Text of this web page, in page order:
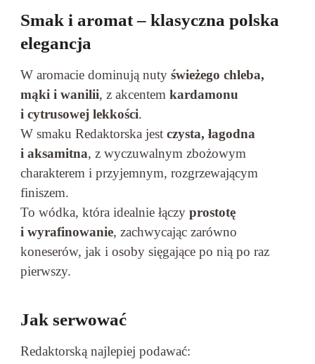
Smak i aromat – klasyczna polska
elegancja
W aromacie dominują nuty świeżego chleba,
mąki i wanilii, z akcentem kardamonu
i cytrusowej lekkości.
W smaku Redaktorska jest czysta, łagodna
i aksamitna, z wyczuwalnym zbożowym
charakterem i przyjemnym, rozgrzewającym
finiszem.
To wódka, która idealnie łączy prostotę
i wyrafinowanie, zachwycając zarówno
koneserów, jak i osoby sięgające po nią po raz
pierwszy.
Jak serwować
Redaktorską najlepiej podawać: